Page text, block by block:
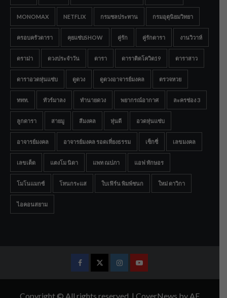
MONOMAX NETFLIX กรมชลประทาน กรมอุตุนิยมวิทยา
ครอบครัวดารา คุยแซ่บSHOW คู่รัก คู่รักดารา งานวิวาห์
ดราม่า ดวงประจำวัน ดารา ดาราติดโควิด19 ดาราสาว
ดาราอวดหุ่นแซ่บ ดูดวง ดูดวงอาจารย์มงคล ตรวจหวย
ททท. ทัวร์มาลง ทำนายดวง พยากรณ์อากาศ ละครช่อง 3
ลูกดารา สายมู สีมงคล หุ่นดี อวดหุ่นแซ่บ
อาจารย์มงคล อาจารย์มงคล รอดเที่ยงธรรม เซ็กซี่ เลขมงคล
เลขเด็ด แตงโม นิดา แพท ณปภา แอฟ ทักษอร
โมโนแมกซ์ โหนกระแส ใบเฟิร์น พิมพ์ชนก ใหม่ ดาวิกา
ไอคอนสยาม
FacebookTwitterInstagramYoutube
Copyright © All rights reserved. | CoverNews by AF